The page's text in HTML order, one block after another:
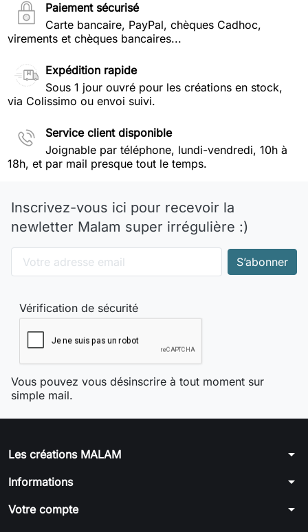
Paiement sécurisé
Carte bancaire, PayPal, chèques Cadhoc,
virements et chèques bancaires...
Expédition rapide
Sous 1 jour ouvré pour les créations en stock,
via Colissimo ou envoi suivi.
Service client disponible
Joignable par téléphone, lundi-vendredi, 10h à
18h, et par mail presque tout le temps.
Inscrivez-vous ici pour recevoir la
newletter Malam super irrégulière :)
Vérification de sécurité
Vous pouvez vous désinscrire à tout moment sur
simple mail.
Les créations MALAM arrow_drop_down
Informations arrow_drop_down
Votre compte arrow_drop_down